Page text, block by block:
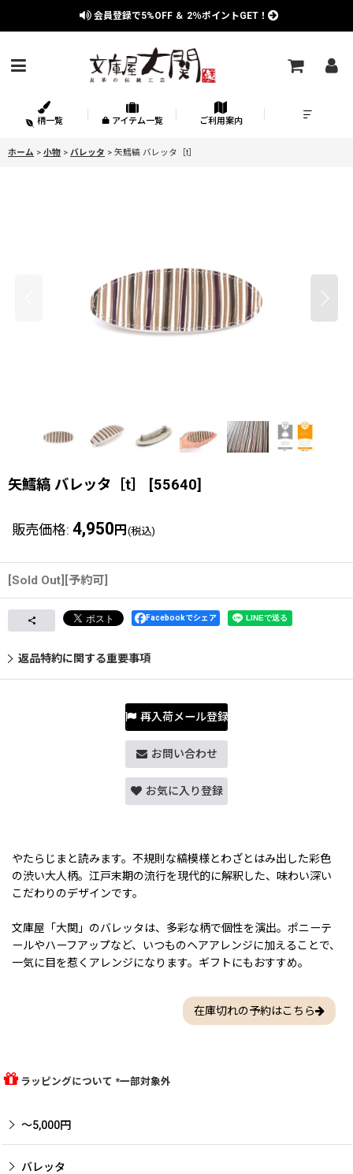
会員登録で5%OFF ＆ 2％ポイントGET！
柄一覧 アイテム一覧 ご利用案内
ホーム > 小物 > バレッタ > 矢鱈縞 バレッタ［t］
矢鱈縞 バレッタ［t］ [55640]
販売価格: 4,950 円 (税込)
[Sold Out][予約可]
Facebookでシェア
返品特約に関する重要事項
再入荷メール登録
お問い合わせ
お気に入り登録
やたらじまと読みます。不規則な縞模様とわざとはみ出した彩色
の渋い大人柄。江戸末期の流行を現代的に解釈した、味わい深い
こだわりのデザインです。
文庫屋「大関」のバレッタは、多彩な柄で個性を演出。ポニーテ
ールやハーフアップなど、いつものヘアアレンジに加えることで、
一気に目を惹くアレンジになります。ギフトにもおすすめ。
在庫切れの予約はこちら
ラッピングについて *一部対象外
〜5,000円
バレッタ